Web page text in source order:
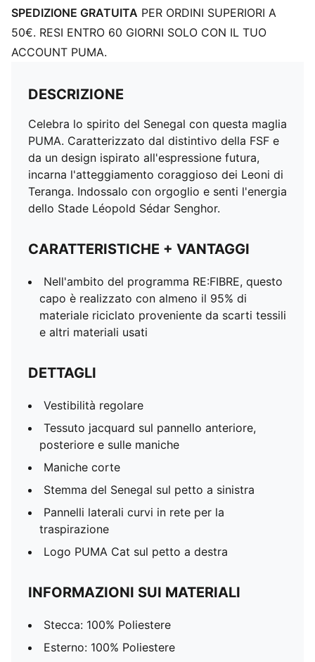
SPEDIZIONE GRATUITA PER ORDINI SUPERIORI A
50€. RESI ENTRO 60 GIORNI SOLO CON IL TUO
ACCOUNT PUMA.
DESCRIZIONE
Celebra lo spirito del Senegal con questa maglia
PUMA. Caratterizzato dal distintivo della FSF e
da un design ispirato all'espressione futura,
incarna l'atteggiamento coraggioso dei Leoni di
Teranga. Indossalo con orgoglio e senti l'energia
dello Stade Léopold Sédar Senghor.
CARATTERISTICHE + VANTAGGI
Nell'ambito del programma RE:FIBRE, questo
capo è realizzato con almeno il 95% di
materiale riciclato proveniente da scarti tessili
e altri materiali usati
DETTAGLI
Vestibilità regolare
Tessuto jacquard sul pannello anteriore,
posteriore e sulle maniche
Maniche corte
Stemma del Senegal sul petto a sinistra
Pannelli laterali curvi in rete per la
traspirazione
Logo PUMA Cat sul petto a destra
INFORMAZIONI SUI MATERIALI
Stecca: 100% Poliestere
Esterno: 100% Poliestere